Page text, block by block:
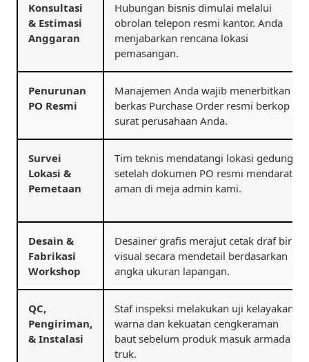
Konsultasi
& Estimasi
Anggaran
Hubungan bisnis dimulai melalui
obrolan telepon resmi kantor. Anda
menjabarkan rencana lokasi
pemasangan.
Penurunan
PO Resmi
Manajemen Anda wajib menerbitkan
berkas Purchase Order resmi berkop
surat perusahaan Anda.
Survei
Lokasi &
Pemetaan
Tim teknis mendatangi lokasi gedung
setelah dokumen PO resmi mendarat
aman di meja admin kami.
Desain &
Fabrikasi
Workshop
Desainer grafis merajut cetak draf biru
visual secara mendetail berdasarkan
angka ukuran lapangan.
QC,
Pengiriman,
& Instalasi
Staf inspeksi melakukan uji kelayakan
warna dan kekuatan cengkeraman
baut sebelum produk masuk armada
truk.